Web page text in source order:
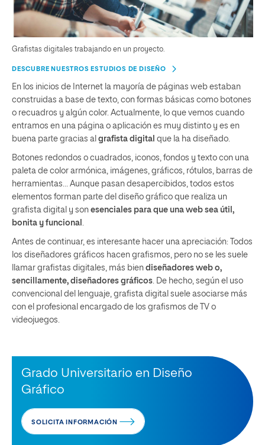
Grafistas digitales trabajando en un proyecto.
DESCUBRE NUESTROS ESTUDIOS DE DISEÑO
En los inicios de Internet la mayoría de páginas web estaban
construidas a base de texto, con formas básicas como botones
o recuadros y algún color. Actualmente, lo que vemos cuando
entramos en una página o aplicación es muy distinto y es en
buena parte gracias al grafista digital que la ha diseñado.
Botones redondos o cuadrados, iconos, fondos y texto con una
paleta de color armónica, imágenes, gráficos, rótulos, barras de
herramientas… Aunque pasan desapercibidos, todos estos
elementos forman parte del diseño gráfico que realiza un
grafista digital y son esenciales para que una web sea útil,
bonita y funcional
Antes de continuar, es interesante hacer una apreciación: Todos
los diseñadores gráficos hacen grafismos, pero no se les suele
llamar grafistas digitales, más bien diseñadores web o,
sencillamente, diseñadores gráficos . De hecho, según el uso
convencional del lenguaje, grafista digital suele asociarse más
con el profesional encargado de los grafismos de TV o
videojuegos.
Grado Universitario en Diseño
Gráfico
SOLICITA INFORMACIÓN